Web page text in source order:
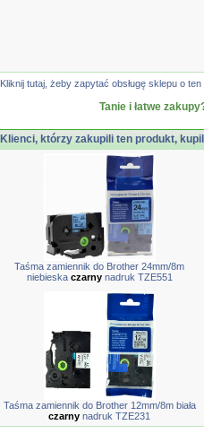
Kliknij tutaj, żeby zapytać obsługę sklepu o
Tanie i łatwe
Klienci, którzy zakupili ten produkt,
Taśma zamiennik do Brother 24mm/8m
niebieskaczarnynadruk TZE551
Taśma zamiennik do Brother 12mm/8m biała
czarny nadruk TZE231